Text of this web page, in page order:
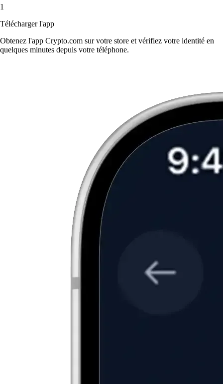
1
Télécharger l'app
Obtenez l'app Crypto.com sur votre store et vérifiez votre identité en
quelques minutes depuis votre téléphone.